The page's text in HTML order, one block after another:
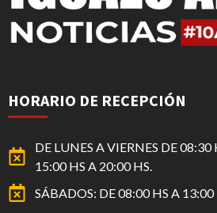
HORARIO DE RECEPCIÓN
DE LUNES A VIERNES DE 08:30
15:00 HS A 20:00 HS.
SÁBADOS: DE 08:00 HS A 13:00